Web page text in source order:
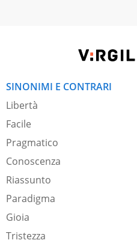
SINONIMI E CONTRARI
Libertà
Facile
Pragmatico
Conoscenza
Riassunto
Paradigma
Gioia
Tristezza